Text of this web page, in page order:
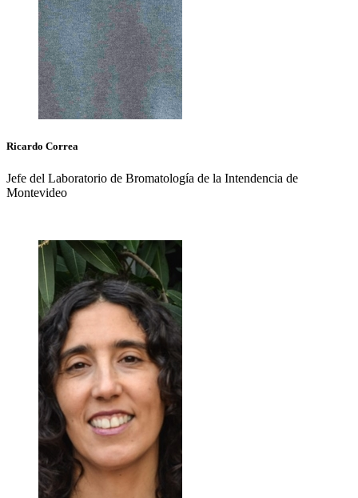
Ricardo Correa
Jefe del Laboratorio de Bromatología de la Intendencia de
Montevideo